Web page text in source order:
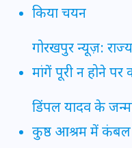
किया चयन
गोरखपुर न्यूज़:
मांगें पूरी न होने
डिंपल यादव के
कुष्ठ आश्रम में कंबल